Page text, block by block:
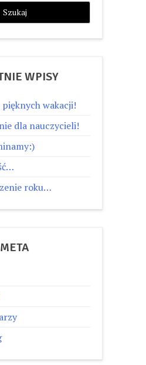
WPISY
wakacji!
dla nauczycieli!
roku…
META